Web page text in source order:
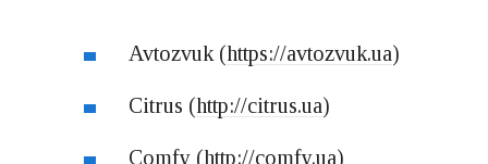
Avtozvuk (https://avtozvuk.ua)
Citrus (http://citrus.ua)
Comfy (http://comfy.ua)